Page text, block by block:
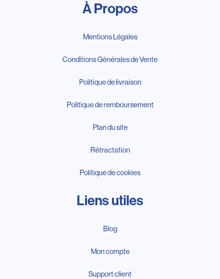
À Propos
Mentions Légales
Conditions Générales de Vente
Politique de livraison
Politique de remboursement
Plan du site
Rétractation
Politique de cookies
Liens utiles
Blog
Mon compte
Support client